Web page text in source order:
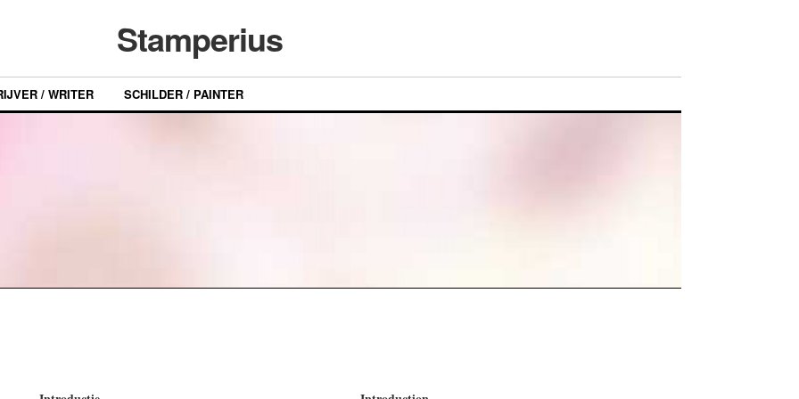
Stamperius
/ WRITER SCHILDER / PAINTER